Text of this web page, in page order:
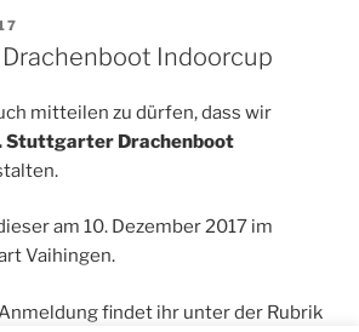
Indoorcup
mitteilen zu dürfen, dass wir
Stuttgarter Drachenboot
am 10. Dezember 2017 im
Vaihingen.
findet ihr unter der Rubrik